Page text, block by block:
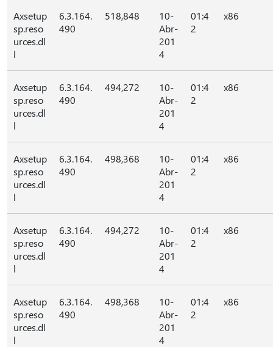
Axsetup
sp.reso
urces.dl
l
6.3.164.
490
518,848
10-
Abr-
201
4
01:4
2
x86
Axsetup
sp.reso
urces.dl
l
6.3.164.
490
494,272
10-
Abr-
201
4
01:4
2
x86
Axsetup
sp.reso
urces.dl
l
6.3.164.
490
498,368
10-
Abr-
201
4
01:4
2
x86
Axsetup
sp.reso
urces.dl
l
6.3.164.
490
494,272
10-
Abr-
201
4
01:4
2
x86
Axsetup
sp.reso
urces.dl
l
6.3.164.
490
498,368
10-
Abr-
201
4
01:4
2
x86